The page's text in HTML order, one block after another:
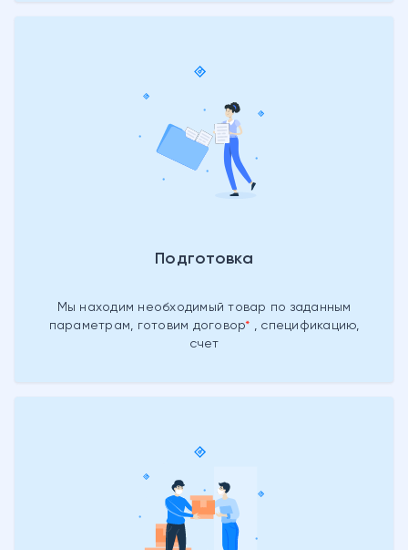
Подготовка
Мы находим необходимый товар по заданным
параметрам, готовим договор
, спецификацию,
счет